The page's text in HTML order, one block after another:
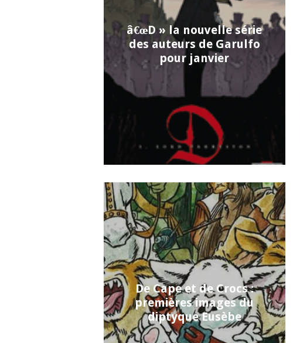
â€œD » la nouvelle série
des auteurs de Garulfo
pour janvier
De Cape et de Crocs :
premières images du
diptyque Eusèbe